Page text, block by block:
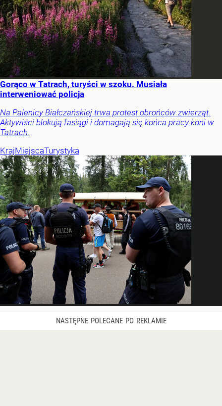
Gorąco w Tatrach, turyści w szoku. Musiała
interweniować policja
Na Palenicy Białczańskiej trwa protest obrońców zwierząt.
Aktywiści blokują fasiągi i domagają się końca pracy koni w
Tatrach.
KrajMiejscaTurystyka